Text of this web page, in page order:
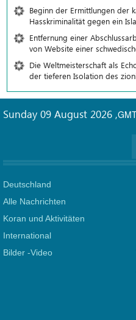
Beginn der Ermittlungen der
Hasskriminalität gegen ein
Entfernung einer
von Website einer
Die Weltmeisterschaft als
der tieferen Isolation des
Sunday 09 August 2026 ,
Deutschland
Alle Nachrichten
Koran und Aktivitäten
International
Bilder -Video